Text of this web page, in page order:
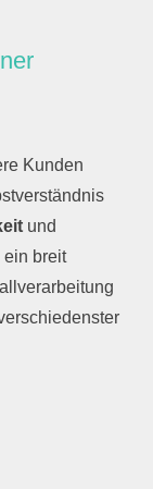
Kunden
und
breit